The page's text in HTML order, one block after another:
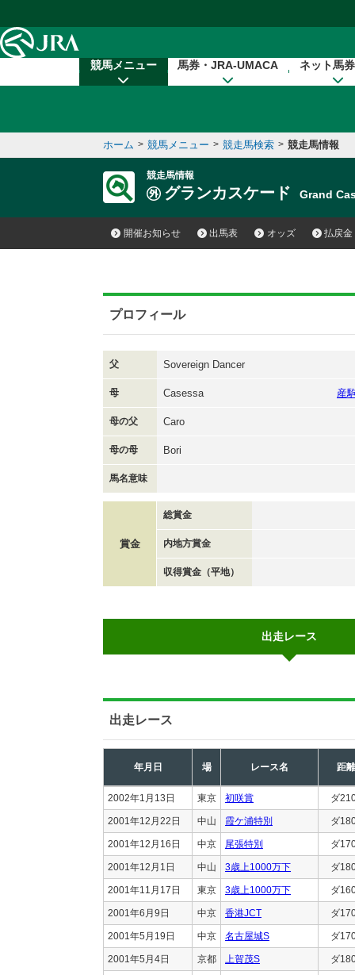
競馬メニュー 馬券・JRA-UMACA ネット馬
ホーム > 競馬メニュー > 競走馬検索 > 競走馬情報
競走馬情報
グランカスケード Grand
開催お知らせ 出馬表 オッズ 払戻金
プロフィール
父 Sovereign Dancer
母 Casessa 産
母の父 Caro
母の母 Bori
馬名意味
賞金
総賞金
内地方賞金
収得賞金（平地）
出走レース
出走レース
年月日 場 レース名 距離
2002年1月13日 東京 初咲賞 ダ
2001年12月22日 中山 霞ケ浦特別 ダ
2001年12月16日 中京 尾張特別 ダ
2001年12月1日 中山 3歳上1000万下 ダ
2001年11月17日 東京 3歳上1000万下 ダ
2001年6月9日 中京 香港JCT ダ
2001年5月19日 中京 名古屋城S ダ
2001年5月4日 京都 上賀茂S ダ